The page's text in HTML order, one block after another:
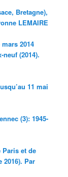
Bretagne),
LEMAIRE
2014
(2014).
11 mai
(3): 1945-
et de
2016). Par